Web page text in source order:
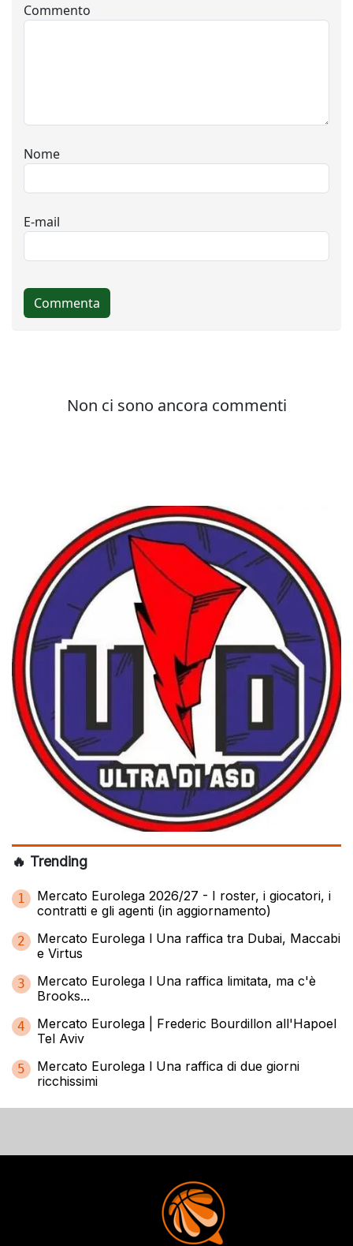
🔥 Trending
1
Mercato Eurolega 2026/27 - I roster, i giocatori, i
contratti e gli agenti (in aggiornamento)
2
Mercato Eurolega l Una raffica tra Dubai, Maccabi
e Virtus
3
Mercato Eurolega l Una raffica limitata, ma c'è
Brooks...
4
Mercato Eurolega | Frederic Bourdillon all'Hapoel
Tel Aviv
5
Mercato Eurolega l Una raffica di due giorni
ricchissimi